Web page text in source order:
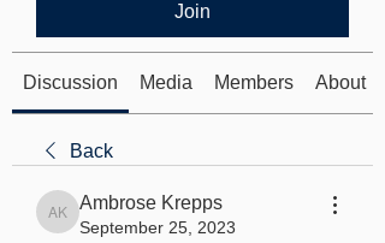
Join
Discussion Media Members About
Back
Ambrose Krepps
Ambrose Krepps
September 25, 2023